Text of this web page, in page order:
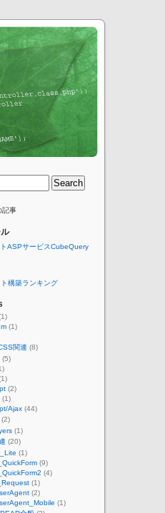
記事
ASPサービスCubeQuery
構築ランキング
(1)
関連 (8)
(5)
(2)
(1)
Ajax (44)
(2)
(1)
(20)
(1)
(9)
(4)
(1)
(2)
(1)